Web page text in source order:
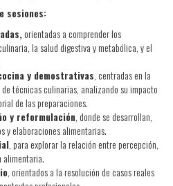
sesiones:
orientadas a comprender los
la salud digestiva y metabólica, y el
y demostrativas, centradas en la
técnicas culinarias, analizando su impacto
de las preparaciones.
y reformulación, donde se desarrollan,
y elaboraciones alimentarias.
, para explorar la relación entre percepción,
alimentaria.
, orientados a la resolución de casos reales